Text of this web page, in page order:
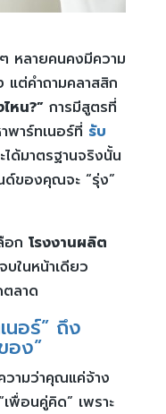
หลายคนคงมีความ
แต่คำถามคลาสสิก
หน?” การมีสูตรที่
พาร์ทเนอร์ที่ รับ
ด้มาตรฐานจริงนั้น
ด์ของคุณจะ “รุ่ง”
อก โรงงานผลิต
บในหน้าเดียว
ลาด
นอร์” ถึง
อง”
วามว่าคุณแค่จ้าง
พื่อนคู่คิด” เพราะ